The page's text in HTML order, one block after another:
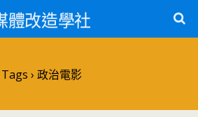
體改造學社
Tags › 政治電影